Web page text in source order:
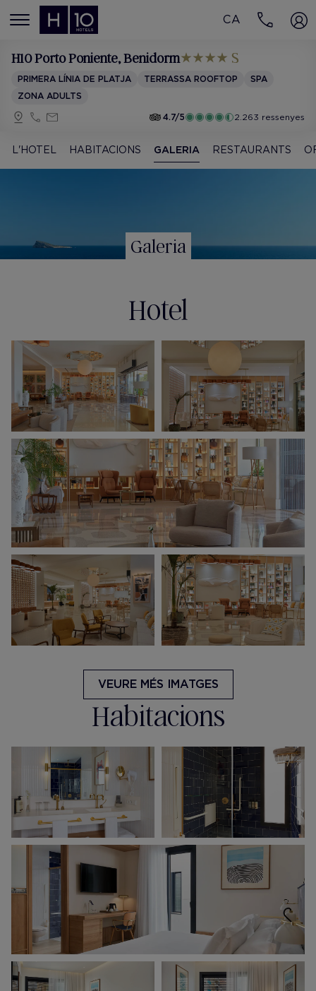
MENÚ
CA
H10 Porto Poniente, Benidorm
PRIMERA LÍNIA DE PLATJA TERRASSA ROOFTOP
SPA
ZONA ADULTS
4.7/5
2.263 ressenyes
L'HOTEL HABITACIONS GALERIA RESTAURANTS
Galeria
Hotel
VEURE MÉS IMATGES
Habitacions